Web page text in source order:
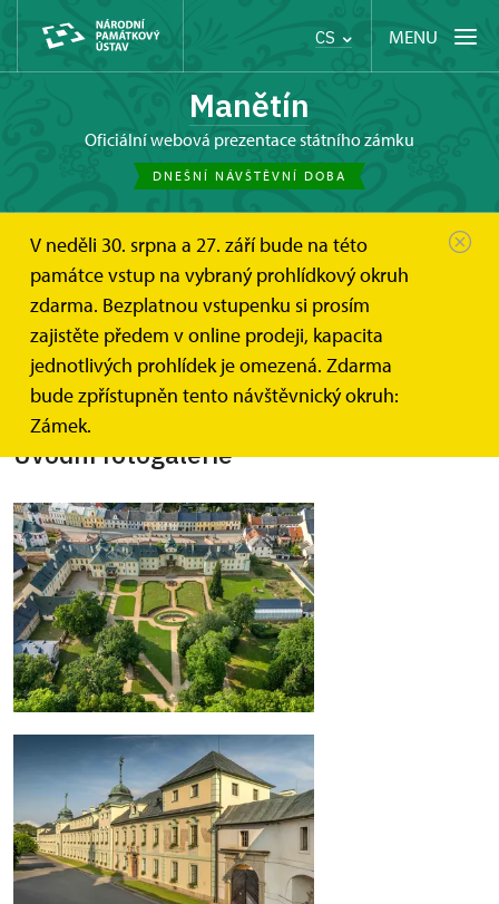
CS MENU
Manětín
oficiální webová prezentace státního zámku
DNEŠNÍ NÁVŠTĚVNÍ DOBA
V neděli 30. srpna a 27. září bude na této
památce vstup na vybraný prohlídkový okruh
zdarma. Bezplatnou vstupenku si prosím
zajistěte předem v online prodeji, kapacita
jednotlivých prohlídek je omezená. Zdarma
bude zpřístupněn tento návštěvnický okruh:
Zámek.
Manětín Fotogalerie
Fotogalerie
Úvodní fotogalerie